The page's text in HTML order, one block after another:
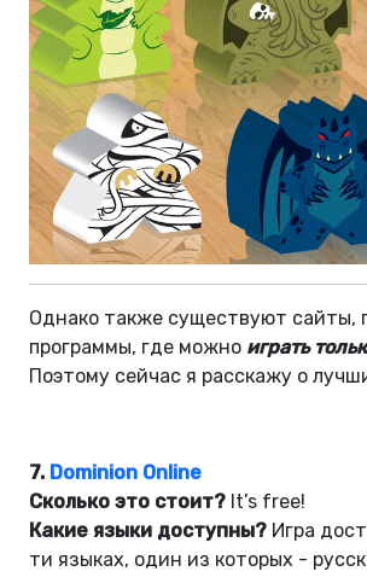
Однако также существуют сайты,
программы, где можно играть
Поэтому сейчас я расскажу о
7. Dominion Online
Сколько это стоит? It’s free!
Какие языки доступны? Игра
ти языках, один из которых -